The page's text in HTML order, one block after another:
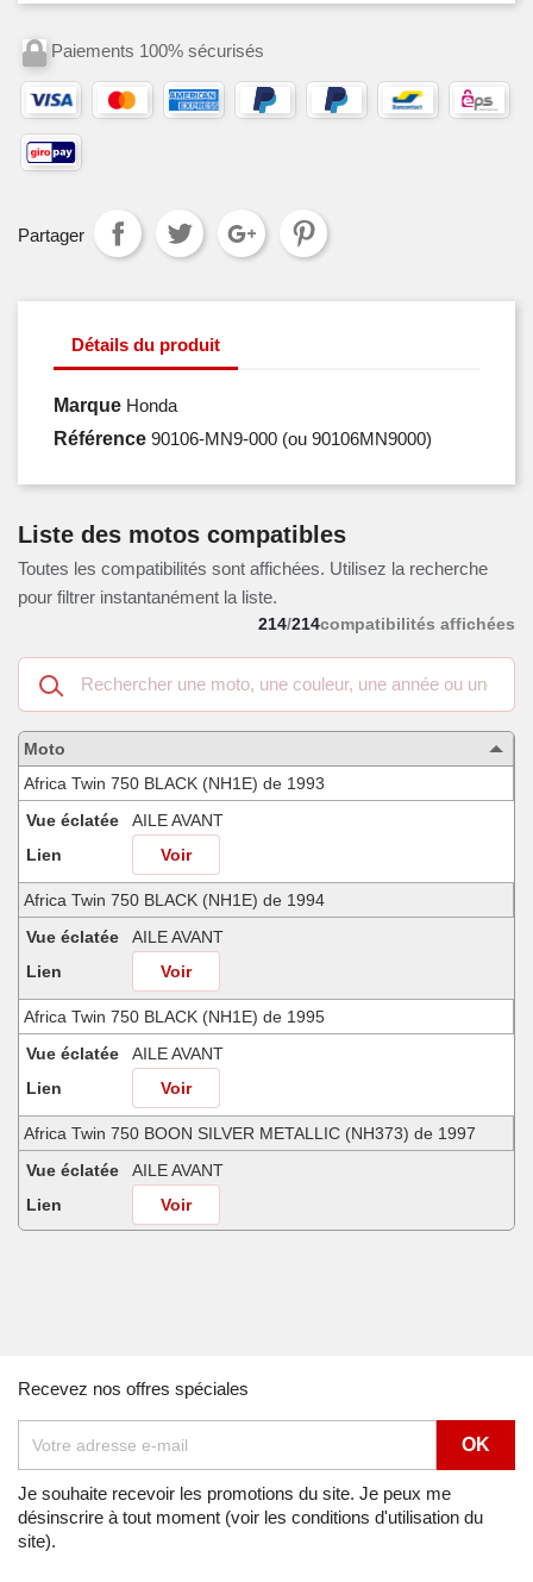
Paiements 100% sécurisés
Partager
Détails du produit
Marque Honda
Référence 90106-MN9-000 (ou 90106MN9000)
Liste des motos compatibles
Toutes les compatibilités sont affichées. Utilisez la recherche
pour filtrer instantanément la liste.
214/214compatibilités affichées
Recherche
dans
les
motos
compatibles
Moto
Africa Twin 750 BLACK (NH1E) de 1993
Vue éclatée
AILE AVANT
Lien
Voir
Africa Twin 750 BLACK (NH1E) de 1994
Vue éclatée
AILE AVANT
Lien
Voir
Africa Twin 750 BLACK (NH1E) de 1995
Vue éclatée
AILE AVANT
Lien
Voir
Africa Twin 750 BOON SILVER METALLIC (NH373) de 1997
Vue éclatée
AILE AVANT
Lien
Voir
AILE AVANT
Lien
Voir
Africa Twin 750 NH138G (NH138G) de 1990
Vue éclatée
AILE AVANT
Lien
Recevez nos offres spéciales
Je souhaite recevoir les promotions du site. Je peux me
désinscrire à tout moment (voir les conditions d'utilisation du
site).